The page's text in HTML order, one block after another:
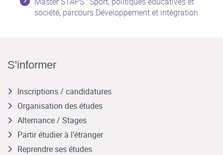
société, parcours Développement et intégration
S'informer
Inscriptions / candidatures
Organisation des études
Alternance / Stages
Partir étudier à l’étranger
Reprendre ses études